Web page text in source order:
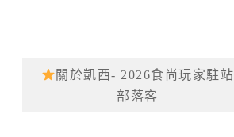
關於凱西- 2026食尚玩家駐站
部落客